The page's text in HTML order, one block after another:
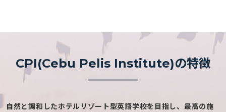
CPI(Cebu Pelis Institute)の特徴
自然と調和したホテルリゾート型英語学校を目指し、最高の施